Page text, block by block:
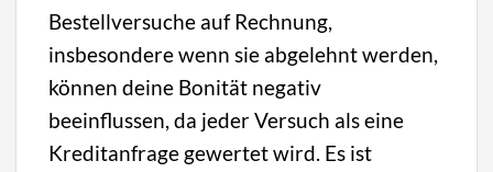
Bestellversuche auf Rechnung,
insbesondere wenn sie abgelehnt werden,
können deine Bonität negativ
beeinflussen, da jeder Versuch als eine
Kreditanfrage gewertet wird. Es ist